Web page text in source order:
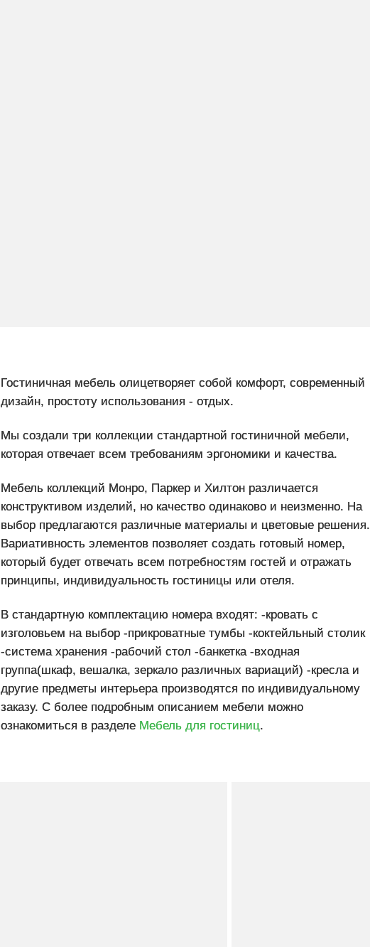
Гостиничная мебель олицетворяет собой комфорт, современный
дизайн, простоту использования - отдых.
Мы создали три коллекции стандартной гостиничной мебели,
которая отвечает всем требованиям эргономики и качества.
Мебель коллекций Монро, Паркер и Хилтон различается
конструктивом изделий, но качество одинаково и неизменно. На
выбор предлагаются различные материалы и цветовые решения.
Вариативность элементов позволяет создать готовый номер,
который будет отвечать всем потребностям гостей и отражать
принципы, индивидуальность гостиницы или отеля.
В стандартную комплектацию номера входят: -кровать с
изголовьем на выбор -прикроватные тумбы -коктейльный столик
-система хранения -рабочий стол -банкетка -входная
группа(шкаф, вешалка, зеркало различных вариаций) -кресла и
другие предметы интерьера производятся по индивидуальному
заказу. С более подробным описанием мебели можно
ознакомиться в разделе Мебель для гостиниц.